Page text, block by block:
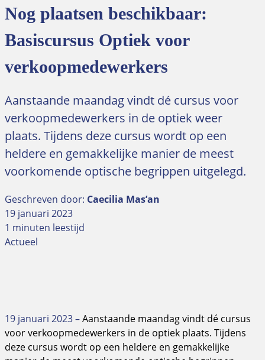
Nog plaatsen beschikbaar:
Basiscursus Optiek voor
verkoopmedewerkers
Aanstaande maandag vindt dé cursus voor
verkoopmedewerkers in de optiek weer
plaats. Tijdens deze cursus wordt op een
heldere en gemakkelijke manier de meest
voorkomende optische begrippen uitgelegd.
Geschreven door: Caecilia Mas’an
19 januari 2023
1 minuten leestijd
Actueel
19 januari 2023 –Aanstaande maandag vindt dé cursus
voor verkoopmedewerkers in de optiek plaats. Tijdens
deze cursus wordt op een heldere en gemakkelijke